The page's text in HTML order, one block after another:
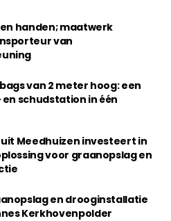
handen; maatwerk
van
van 2 meter hoog: een
schudstation in één
uit Meedhuizen investeert in
voor graanopslag en
en drooginstallatie
Kerkhovenpolder